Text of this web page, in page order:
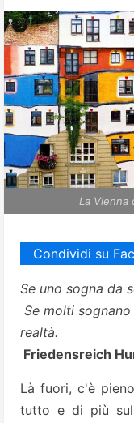
La
Condividi su
Se uno sogna da
Se molti
realtà.
Friedensreich
Là fuori, c'è
tutto e di più